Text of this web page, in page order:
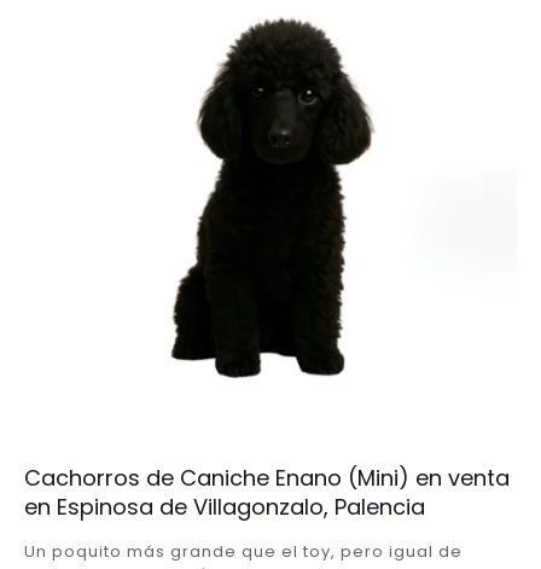
Cachorros de Caniche Enano (Mini) en venta
en Espinosa de Villagonzalo, Palencia
Un poquito más grande que el toy, pero igual de